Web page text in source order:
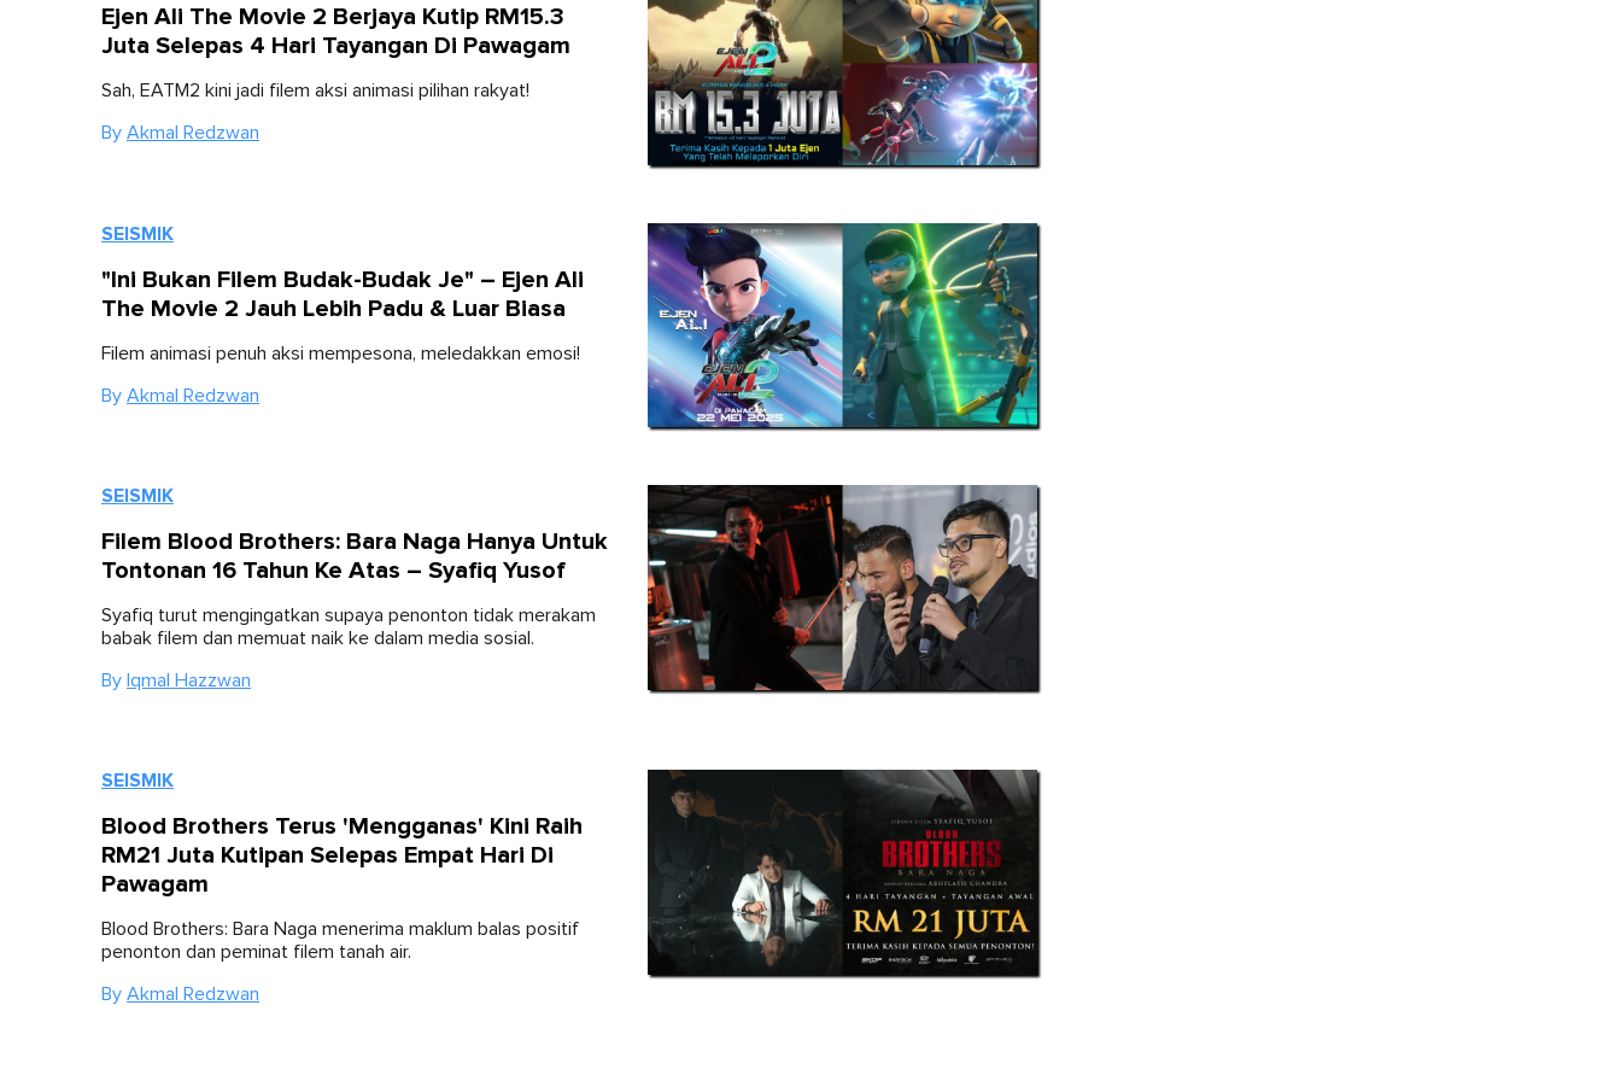
Ejen Ali The Movie 2 Berjaya Kutip RM15.3
Juta Selepas 4 Hari Tayangan Di Pawagam
Sah, EATM2 kini jadi filem aksi animasi pilihan rakyat!
By Akmal Redzwan
SEISMIK
"Ini Bukan Filem Budak-Budak Je" – Ejen Ali
The Movie 2 Jauh Lebih Padu & Luar Biasa
Filem animasi penuh aksi mempesona, meledakkan emosi!
By Akmal Redzwan
SEISMIK
Filem Blood Brothers: Bara Naga Hanya Untuk
Tontonan 16 Tahun Ke Atas – Syafiq Yusof
Syafiq turut mengingatkan supaya penonton tidak merakam
babak filem dan memuat naik ke dalam media sosial.
By Iqmal Hazzwan
SEISMIK
Blood Brothers Terus 'Mengganas' Kini Raih
RM21 Juta Kutipan Selepas Empat Hari Di
Pawagam
Blood Brothers: Bara Naga menerima maklum balas positif
penonton dan peminat filem tanah air.
By Akmal Redzwan